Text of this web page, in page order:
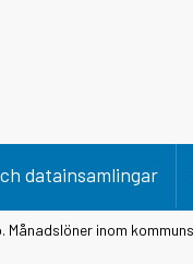
datainsamlingar
Månadslöner inom